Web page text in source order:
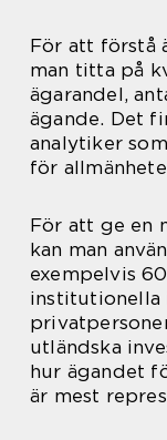
För att förstå
man titta på
ägarandel,
ägande. Det
analytiker
för
För att ge en
kan man
exempelvis
institutionella
utländska
hur ägandet
är mest